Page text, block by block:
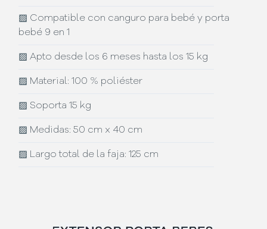
▨ Compatible con canguro para bebé y porta
bebé 9 en 1
▨ Apto desde los 6 meses hasta los 15 kg
▨ Material: 100 % poliéster
▨ Soporta 15 kg
▨ Medidas: 50 cm x 40 cm
▨ Largo total de la faja: 125 cm